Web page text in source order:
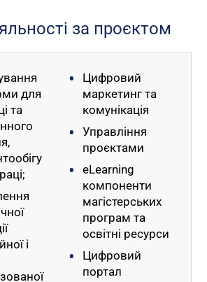
за проєктом
для
та
і
Цифровий
маркетинг та
комунікація
Управління
проєктами
eLearning
компоненти
магістерських
програм та
освітні ресурси
Цифровий
портал